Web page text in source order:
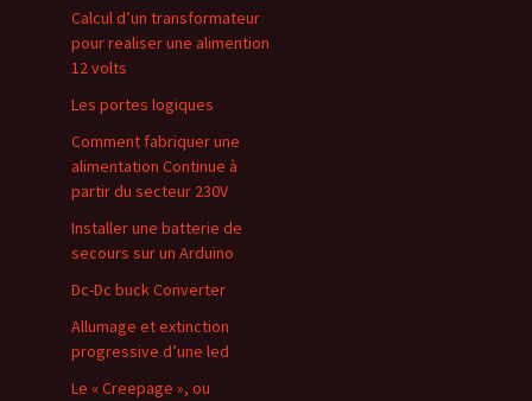
Calcul d’un transformateur
pour realiser une alimention
12 volts
Les portes logiques
Comment fabriquer une
alimentation Continue à
partir du secteur 230V
Installer une batterie de
secours sur un Arduino
Dc-Dc buck Converter
Allumage et extinction
progressive d’une led
Le « Creepage », ou